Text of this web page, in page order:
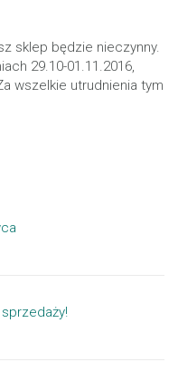
sklep będzie nieczynny.
29.10-01.11.2016,
wszelkie utrudnienia tym
sprzedaży!